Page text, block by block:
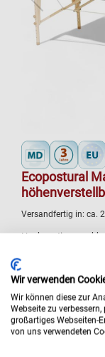
Ecopostural
Versandfertig in: ca.
Hochwertige,
Holzkoffer
[cm]: 57 bis 85
Polster
Wir verwenden
Wir können diese zur
Webseite zu
großartiges Webseiten-
von uns verwendeten